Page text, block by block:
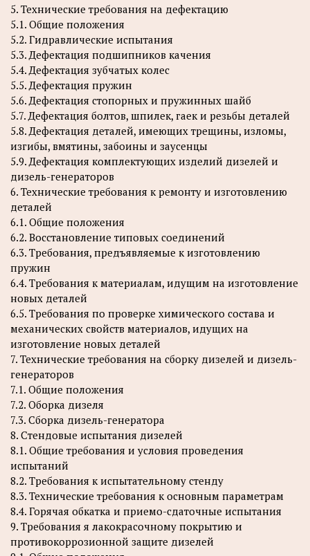
5. Технические требования на дефектацию
5.1. Общие положения
5.2. Гидравлические испытания
5.3. Дефектация подшипников качения
5.4. Дефектация зубчатых колес
5.5. Дефектация пружин
5.6. Дефектация стопорных и пружинных шайб
5.7. Дефектация болтов, шпилек, гаек и резьбы деталей
5.8. Дефектация деталей, имеющих трещины, изломы,
изгибы, вмятины, забоины и заусенцы
5.9. Дефектация комплектующих изделий дизелей и
дизель-генераторов
6. Технические требования к ремонту и изготовлению
деталей
6.1. Общие положения
6.2. Восстановление типовых соединений
6.3. Требования, предъявляемые к изготовлению
пружин
6.4. Требования к материалам, идущим на изготовление
новых деталей
6.5. Требования по проверке химического состава и
механических свойств материалов, идущих на
изготовление новых деталей
7. Технические требования на сборку дизелей и дизель-
генераторов
7.1. Общие положения
7.2. Оборка дизеля
7.3. Сборка дизель-генератора
8. Стендовые испытания дизелей
8.1. Общие требования и условия проведения
испытаний
8.2. Требования к испытательному стенду
8.3. Технические требования к основным параметрам
8.4. Горячая обкатка и приемо-сдаточные испытания
9. Требования я лакокрасочному покрытию и
противокоррозионной защите дизелей